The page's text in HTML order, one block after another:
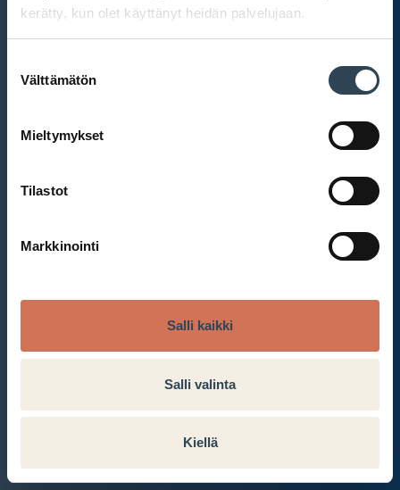
kerätty, kun olet käyttänyt heidän palvelujaan.
valinta
Välttämätön
Mieltymykset
Tilastot
Markkinointi
Salli kaikki
Salli valinta
Kiellä
Kauppakeskus Arabia
Et ole kirjautunut sisään. Kirjaudu sisään